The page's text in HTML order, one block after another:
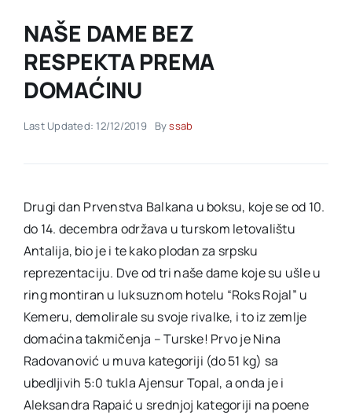
Akti SSAB
Kontakt
NAŠE DAME BEZ
RESPEKTA PREMA
DOMAĆINU
Last Updated: 12/12/2019 Byssab
Drugi dan Prvenstva Balkana u boksu, koje se od 10.
do 14. decembra održava u turskom letovalištu
Antalija, bio je i te kako plodan za srpsku
reprezentaciju. Dve od tri naše dame koje su ušle u
ring montiran u luksuznom hotelu “Roks Rojal” u
Kemeru, demolirale su svoje rivalke, i to iz zemlje
domaćina takmičenja – Turske! Prvo je Nina
Radovanović u muva kategoriji (do 51 kg) sa
ubedljivih 5:0 tukla Ajensur Topal, a onda je i
Aleksandra Rapaić u srednjoj kategoriji na poene